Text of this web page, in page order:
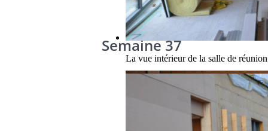
La vue intérieur de la salle de
Semaine 37